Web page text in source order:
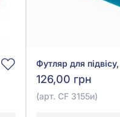
126,00 грн
(арт. CF 3155и)